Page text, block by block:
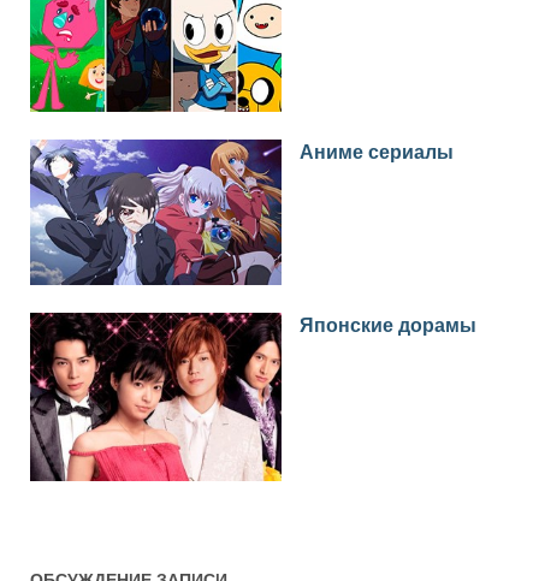
Аниме сериалы
Японские дорамы